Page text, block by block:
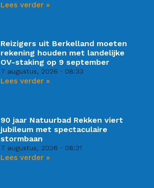
Lees verder »
Reizigers uit Berkelland moeten
rekening houden met landelijke
OV-staking op 9 september
7 augustus, 2026 08:33
Lees verder »
90 jaar Natuurbad Rekken viert
jubileum met spectaculaire
stormbaan
7 augustus, 2026 08:21
Lees verder »